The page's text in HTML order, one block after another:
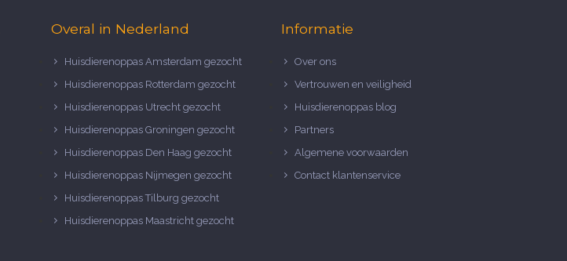
Overal in Nederland
Huisdierenoppas Amsterdam gezocht
Huisdierenoppas Rotterdam gezocht
Huisdierenoppas Utrecht gezocht
Huisdierenoppas Groningen gezocht
Huisdierenoppas Den Haag gezocht
Huisdierenoppas Nijmegen gezocht
Huisdierenoppas Tilburg gezocht
Huisdierenoppas Maastricht gezocht
Informatie
Over ons
Vertrouwen en veiligheid
Huisdierenoppas blog
Partners
Algemene voorwaarden
Contact klantenservice